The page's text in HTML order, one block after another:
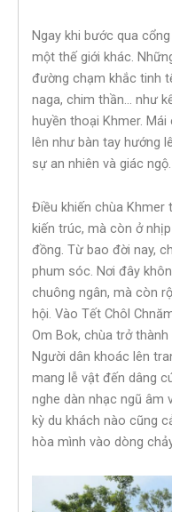
Ngay khi bước qua
một thế giới khác.
đường chạm khắc tinh
naga, chim thần… như
huyền thoại Khmer.
lên như bàn tay hướng
sự an nhiên và giác ngộ.
Điều khiến chùa Khmer
kiến trúc, mà còn ở
đồng. Từ bao đời nay,
phum sóc. Nơi đây
chuông ngân, mà còn
hội. Vào Tết Chôl
Om Bok, chùa trở
Người dân khoác lên
mang lễ vật đến dâng
nghe dàn nhạc ngũ âm
kỳ du khách nào cũng
hòa mình vào dòng